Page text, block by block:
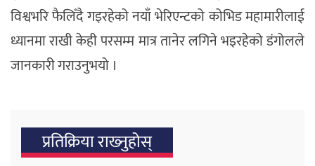
विश्वभरि फैलिँदै गइरहेको नयाँ भेरिएन्टको कोभिड महामारीलाई
ध्यानमा राखी केही परसम्म मात्र तानेर लगिने भइरहेको डंगोलले
जानकारी गराउनुभयो ।
प्रतिक्रिया राख्‍नुहोस्